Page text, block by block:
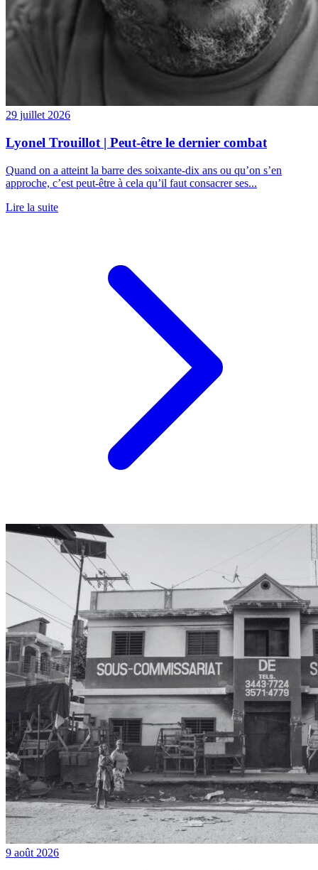
29 juillet 2026
Lyonel Trouillot | Peut-être le dernier combat
Quand on a atteint la barre des soixante-dix ans ou qu’on s’en
approche, c’est peut-être à cela qu’il faut consacrer ses...
Lire la suite
9 août 2026